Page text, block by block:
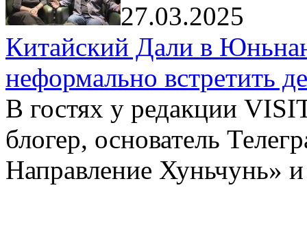
27.03.2025
Китайский Дали в
неформально встретить
В гостях у редакции
блогер, основатель
Направление Хуньчунь»